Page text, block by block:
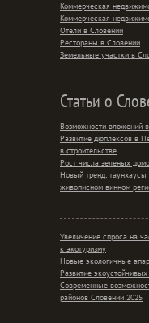
Коммерческая
Коммерческая
Отели в Словении
Рестораны в Словении
Земельные участки в
Статьи о
Возможности вложений
Развитие дюплексов в
в строительстве
Рост числа зеленых
Новый тренд:
живописном винном
Увеличение спроса на
к экотуризму
Новые экологичные
Развитие
Современные
районов Словении 2025